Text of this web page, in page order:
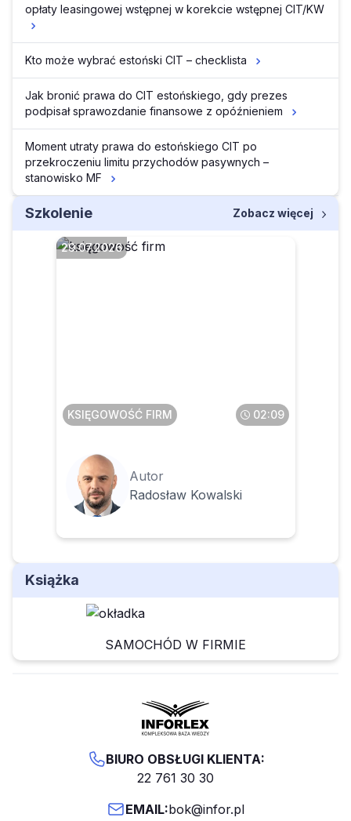
opłaty leasingowej wstępnej w korekcie wstępnej CIT/KW
Kto może wybrać estoński CIT – checklista
Jak bronić prawa do CIT estońskiego, gdy prezes
podpisał sprawozdanie finansowe z opóźnieniem
Moment utraty prawa do estońskiego CIT po
przekroczeniu limitu przychodów pasywnych –
stanowisko MF
Szkolenie Zobacz więcej
29.07.2026
KSIĘGOWOŚĆ FIRM 02:09
Autor
Radosław Kowalski
Książka
SAMOCHÓD W FIRMIE
BIURO OBSŁUGI KLIENTA:
22 761 30 30
EMAIL:bok@infor.pl